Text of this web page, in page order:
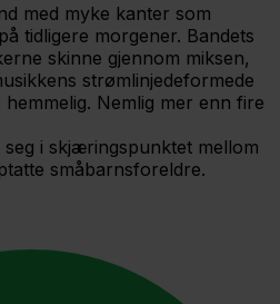
med myke kanter som
tidligere morgener. Bandets
skinne gjennom miksen,
strømlinjedeformede
Nemlig mer enn fire
i skjæringspunktet mellom
småbarnsforeldre.